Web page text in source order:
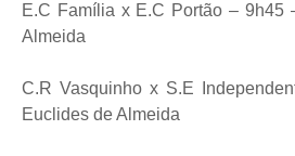
E.C Família x E.C Portão – 9h45
Almeida
C.R Vasquinho x S.E
Euclides de Almeida